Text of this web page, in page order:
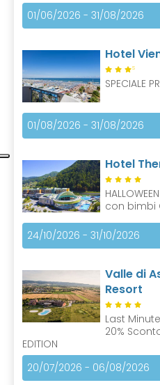
01/06/2026 - 31/08/2026
Hotel
S
SPECIALE
01/08/2026 - 31/08/2026
Hotel
con bimbi
24/10/2026 - 31/10/2026
Valle di
Resort
Last Minute
20%
EDITION
20/07/2026 - 06/08/2026